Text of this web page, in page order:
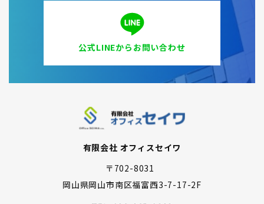
公式LINEからお問い合わせ
有限会社 オフィスセイワ
〒702-8031
岡山県岡山市南区福富西3-7-17-2F